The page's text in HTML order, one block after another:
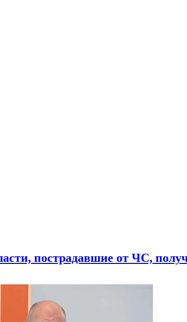
пострадавшие от ЧС,